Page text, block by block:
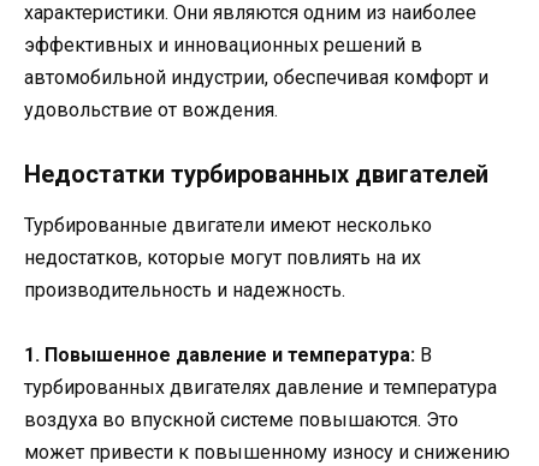
характеристики. Они являются одним из наиболее
эффективных и инновационных решений в
автомобильной индустрии, обеспечивая комфорт и
удовольствие от вождения.
Недостатки турбированных двигателей
Турбированные двигатели имеют несколько
недостатков, которые могут повлиять на их
производительность и надежность.
1. Повышенное давление и температура: В
турбированных двигателях давление и температура
воздуха во впускной системе повышаются. Это
может привести к повышенному износу и снижению